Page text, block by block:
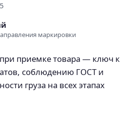
маркировки
приемке товара — ключ к
соблюдению ГОСТ и
груза на всех этапах